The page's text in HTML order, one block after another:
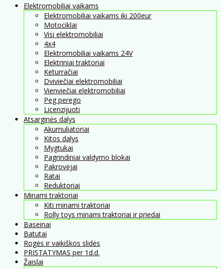
Elektromobiliai vaikams
Elektromobiliai vaikams iki 200eur
Motociklai
Visi elektromobiliai
4x4
Elektromobiliai vaikams 24V
Elektriniai traktoriai
Keturračiai
Dviviečiai elektromobiliai
Vienviečiai elektromobiliai
Peg perego
Licenzijuoti
Atsarginės dalys
Akumuliatoriai
Kitos dalys
Mygtukai
Pagrindiniai valdymo blokai
Pakrovėjai
Ratai
Reduktoriai
Minami traktoriai
Kiti minami traktoriai
Rolly toys minami traktoriai ir priedai
Baseinai
Batutai
Rogės ir vaikiškos slidės
PRISTATYMAS per 1d.d.
Žaislai